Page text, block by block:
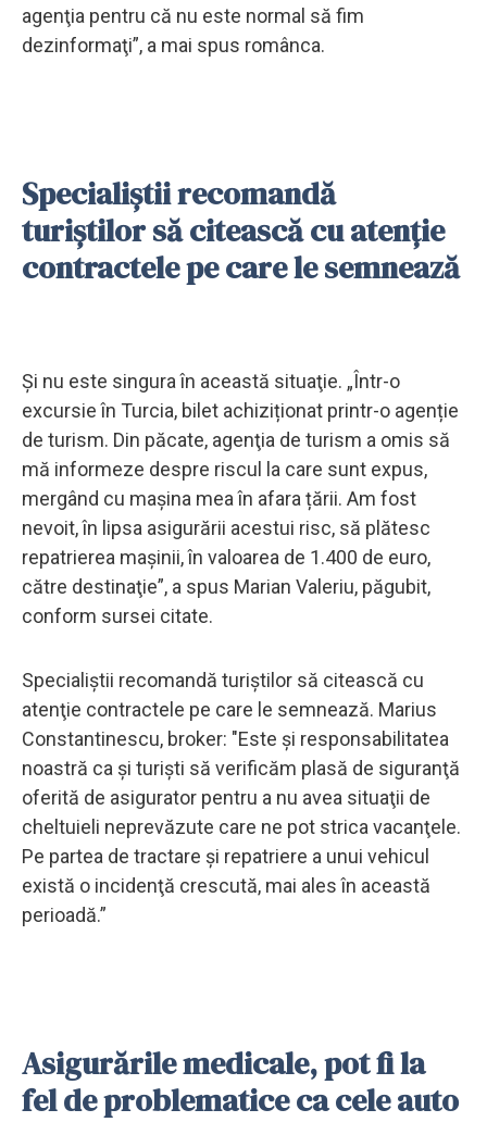
agenţia pentru că nu este normal să fim
dezinformaţi”, a mai spus românca.
Specialiştii recomandă
turiştilor să citească cu atenţie
contractele pe care le semnează
Şi nu este singura în această situaţie. „Într-o
excursie în Turcia, bilet achiziționat printr-o agenție
de turism. Din păcate, agenţia de turism a omis să
mă informeze despre riscul la care sunt expus,
mergând cu mașina mea în afara țării. Am fost
nevoit, în lipsa asigurării acestui risc, să plătesc
repatrierea maşinii, în valoarea de 1.400 de euro,
către destinaţie”, a spus Marian Valeriu, păgubit,
conform sursei citate.
Specialiştii recomandă turiştilor să citească cu
atenţie contractele pe care le semnează. Marius
Constantinescu, broker: "Este şi responsabilitatea
noastră ca şi turişti să verificăm plasă de siguranţă
oferită de asigurator pentru a nu avea situaţii de
cheltuieli neprevăzute care ne pot strica vacanţele.
Pe partea de tractare şi repatriere a unui vehicul
există o incidenţă crescută, mai ales în această
perioadă.”
Asigurările medicale, pot fi la
fel de problematice ca cele auto